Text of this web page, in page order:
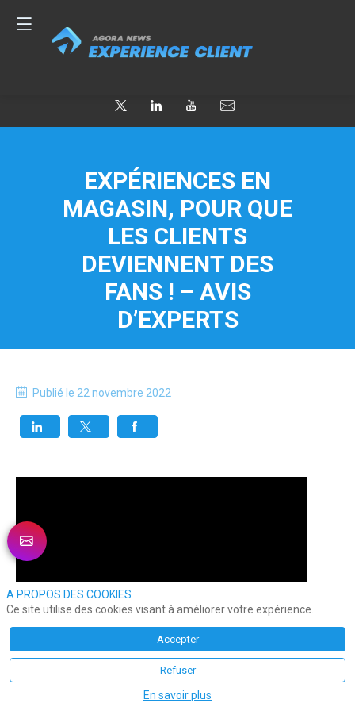
EXPÉRIENCES EN
MAGASIN, POUR QUE
LES CLIENTS
DEVIENNENT DES
FANS ! – AVIS
D’EXPERTS
Publié le 22 novembre 2022
A PROPOS DES COOKIES
Ce site utilise des cookies visant à améliorer votre expérience.
Accepter
Refuser
En savoir plus